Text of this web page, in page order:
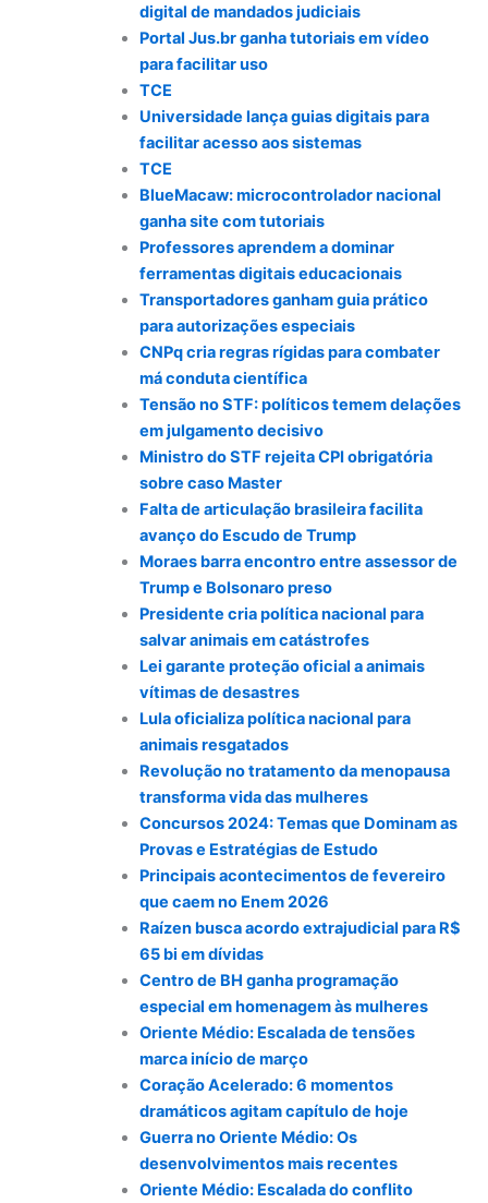
digital de mandados judiciais
Portal Jus.br ganha tutoriais em vídeo
para facilitar uso
TCE
Universidade lança guias digitais para
facilitar acesso aos sistemas
TCE
BlueMacaw: microcontrolador nacional
ganha site com tutoriais
Professores aprendem a dominar
ferramentas digitais educacionais
Transportadores ganham guia prático
para autorizações especiais
CNPq cria regras rígidas para combater
má conduta científica
Tensão no STF: políticos temem delações
em julgamento decisivo
Ministro do STF rejeita CPI obrigatória
sobre caso Master
Falta de articulação brasileira facilita
avanço do Escudo de Trump
Moraes barra encontro entre assessor de
Trump e Bolsonaro preso
Presidente cria política nacional para
salvar animais em catástrofes
Lei garante proteção oficial a animais
vítimas de desastres
Lula oficializa política nacional para
animais resgatados
Revolução no tratamento da menopausa
transforma vida das mulheres
Concursos 2024: Temas que Dominam as
Provas e Estratégias de Estudo
Principais acontecimentos de fevereiro
que caem no Enem 2026
Raízen busca acordo extrajudicial para R$
65 bi em dívidas
Centro de BH ganha programação
especial em homenagem às mulheres
Oriente Médio: Escalada de tensões
marca início de março
Coração Acelerado: 6 momentos
dramáticos agitam capítulo de hoje
Guerra no Oriente Médio: Os
desenvolvimentos mais recentes
Oriente Médio: Escalada do conflito